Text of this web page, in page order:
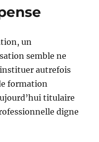
un
semble ne
autrefois
formation
titulaire
digne